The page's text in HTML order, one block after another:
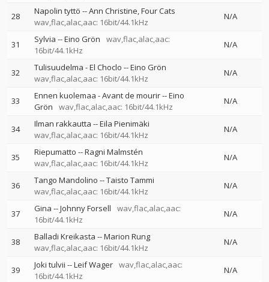
28 Napolin tyttö --Ann Christine Four Cats
wav,flac,alac,aac: 16bit/44.1kHz
N/A
31 Sylvia --Eino Grön
wav,flac,alac,aac:
16bit/44.1kHz
N/A
32 Tulisuudelma - El Choclo --Eino Grön
wav,flac,alac,aac: 16bit/44.1kHz
N/A
33 Ennen kuolemaa - Avant de mourir--Eino
Grön
wav,flac,alac,aac: 16bit/44.1kHz
N/A
34 Ilman rakkautta --Eila Pienimäki
wav,flac,alac,aac: 16bit/44.1kHz
N/A
35 Riepumatto --Ragni Malmstén
wav,flac,alac,aac: 16bit/44.1kHz
N/A
36 Tango Mandolino --Taisto Tammi
wav,flac,alac,aac: 16bit/44.1kHz
N/A
37 Gina --Johnny Forsell
wav,flac,alac,aac:
16bit/44.1kHz
N/A
38 Balladi Kreikasta --Marion Rung
wav,flac,alac,aac: 16bit/44.1kHz
N/A
39 Joki tulvii --Leif Wager wav,flac,alac,aac:
16bit/44.1kHz
N/A